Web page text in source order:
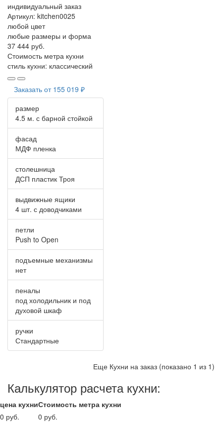
индивидуальный заказ
Артикул: kitchen0025
любой цвет
любые размеры и форма
37 444 руб.
Стоимость метра кухни
стиль кухни: классический
Заказать от 155 019 ₽
размер
4.5 м. с барной стойкой
фасад
МДФ пленка
столешница
ДСП пластик Троя
выдвижные ящики
4 шт. с доводчиками
петли
Push to Open
подъемные механизмы
нет
пеналы
под холодильник и под
духовой шкаф
ручки
Стандартные
Еще Кухни на заказ (показано 1 из 1)
Калькулятор расчета кухни:
цена кухни
0 руб.
Стоимость метра кухни
0 руб.